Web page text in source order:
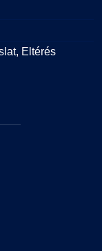
Eltérés